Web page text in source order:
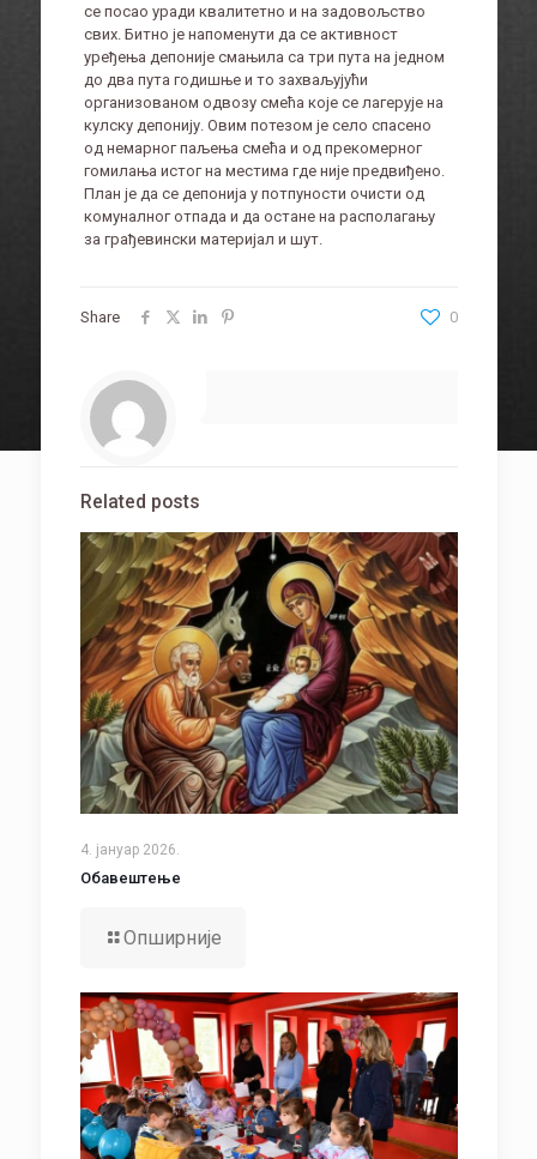
се посао уради квалитетно и на задовољство
свих. Битно је напоменути да се активност
уређења депоније смањила са три пута на једном
до два пута годишње и то захваљујући
организованом одвозу смећа које се лагерује на
кулску депонију. Овим потезом је село спасено
од немарног паљења смећа и од прекомерног
гомилања истог на местима где није предвиђено.
План је да се депонија у потпуности очисти од
комуналног отпада и да остане на располагању
за грађевински материјал и шут.
Share 0
Related posts
4. јануар 2026.
Обавештење
Опширније